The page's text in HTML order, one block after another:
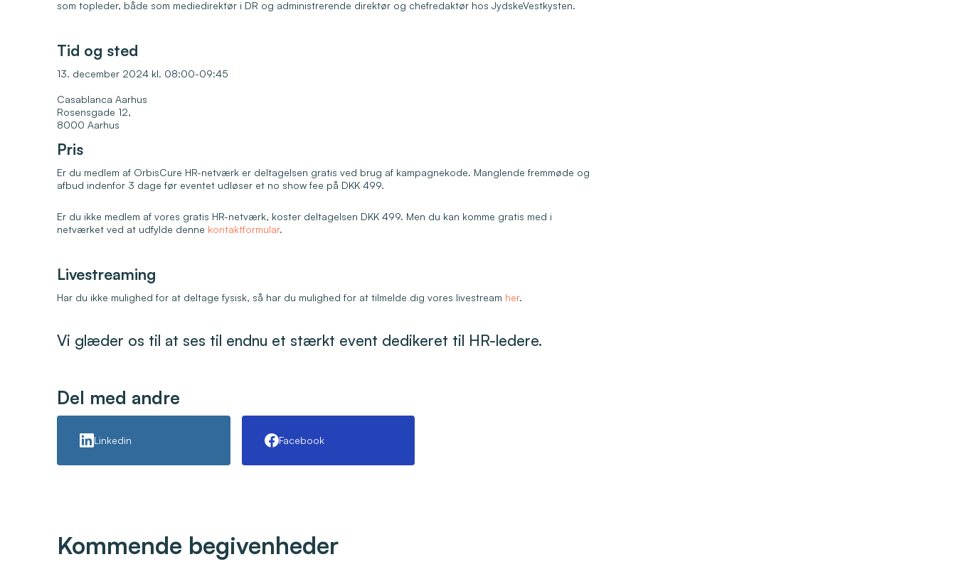
som topleder, både som mediedirektør i DR og administrerende direktør og chefredaktør hos JydskeVestkysten.
Tid og sted
13. december 2024 kl. 08:00-09:45
Casablanca Aarhus
Rosensgade 12,
8000 Aarhus
Pris
Er du medlem af OrbisCure HR-netværk er deltagelsen gratis ved brug af kampagnekode. Manglende fremmøde og
afbud indenfor 3 dage før eventet udløser et no show fee på DKK 499.
Er du ikke medlem af vores gratis HR-netværk, koster deltagelsen DKK 499. Men du kan komme gratis med i
netværket ved at udfylde denne kontaktformular.
Livestreaming
Har du ikke mulighed for at deltage fysisk, så har du mulighed for at tilmelde dig vores livestream her.
Vi glæder os til at ses til endnu et stærkt event dedikeret til HR-ledere.
Del med andre
Linkedin Facebook
Kommende begivenheder